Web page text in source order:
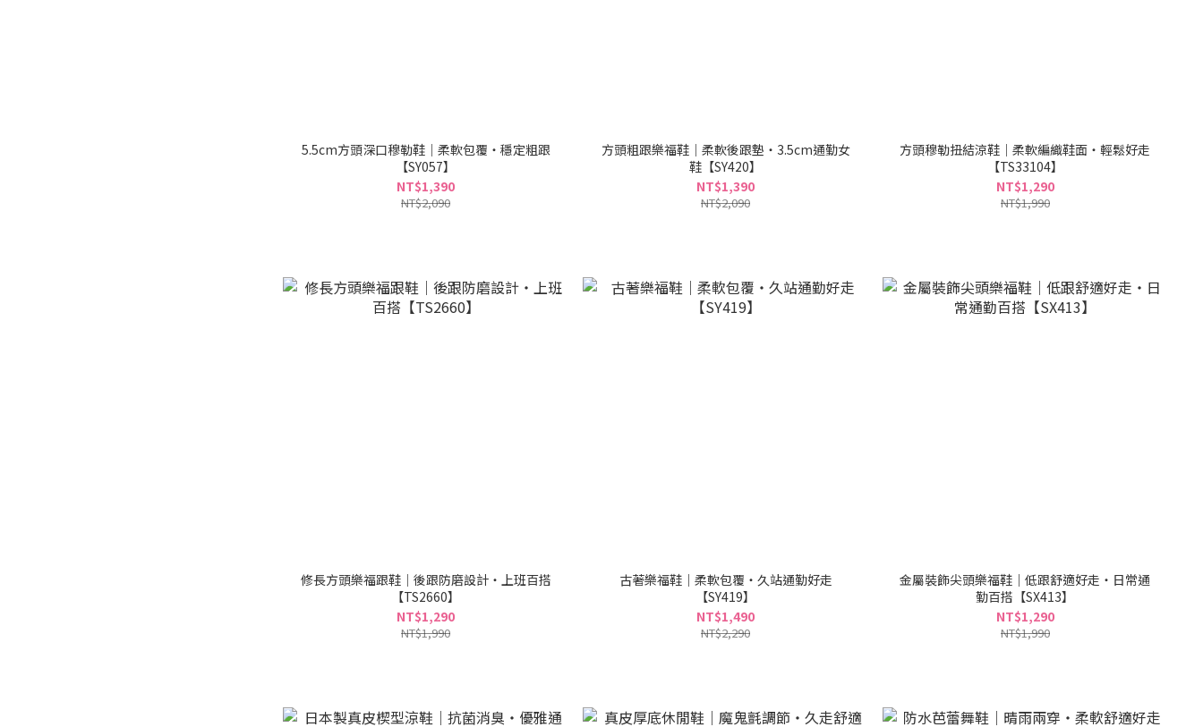
5.5cm方頭深口穆勒鞋｜柔軟包覆・穩定粗跟
【SY057】
NT$1,390
NT$2,090
方頭粗跟樂福鞋｜柔軟後跟墊・3.5cm通勤女
鞋【SY420】
NT$1,390
NT$2,090
方頭穆勒扭結涼鞋｜柔軟編織鞋面・輕鬆好走
【TS33104】
NT$1,290
NT$1,990
修長方頭樂福跟鞋｜後跟防磨設計・上班百搭
【TS2660】
NT$1,290
NT$1,990
古著樂福鞋｜柔軟包覆・久站通勤好走
【SY419】
NT$1,490
NT$2,290
金屬裝飾尖頭樂福鞋｜低跟舒適好走・日常通
勤百搭【SX413】
NT$1,290
NT$1,990